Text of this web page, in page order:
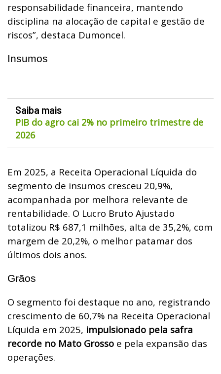
responsabilidade financeira, mantendo
disciplina na alocação de capital e gestão de
riscos”, destaca Dumoncel.
Insumos
Saiba mais
PIB do agro cai 2% no primeiro trimestre de
2026
Em 2025, a Receita Operacional Líquida do
segmento de insumos cresceu 20,9%,
acompanhada por melhora relevante de
rentabilidade. O Lucro Bruto Ajustado
totalizou R$ 687,1 milhões, alta de 35,2%, com
margem de 20,2%, o melhor patamar dos
últimos dois anos.
Grãos
O segmento foi destaque no ano, registrando
crescimento de 60,7% na Receita Operacional
Líquida em 2025, impulsionado pela safra
recorde no Mato Grosso e pela expansão das
operações.